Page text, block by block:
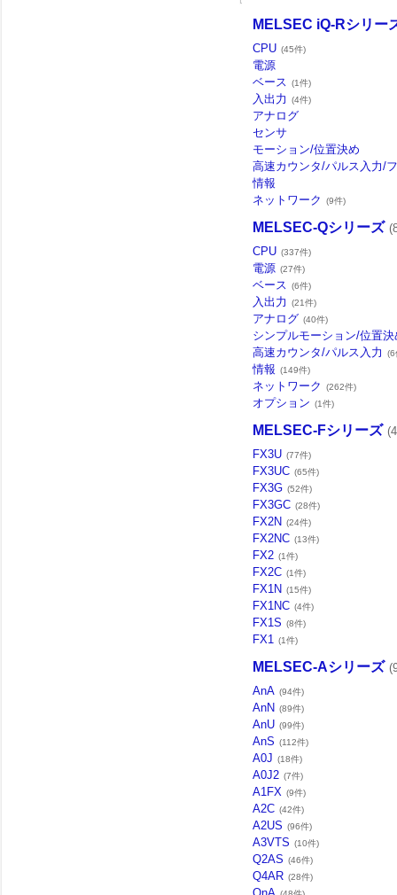
MELSEC iQ-Rシリー
CPU (45件)
電源
ベース (1件)
入出力 (4件)
アナログ
センサ
モーション/位置決め
高速カウンタ/パルス入力/
情報
ネットワーク
(9件)
MELSEC-Qシリーズ
CPU (337件)
電源 (27件)
ベース (6件)
入出力 (21件)
アナログ (40件)
シンプルモーション/位置決
高速カウンタ/パルス入力
(6
情報 (149件)
ネットワーク (262件)
オプション (1件)
MELSEC-Fシリーズ
FX3U (77件)
FX3UC (65件)
FX3G (52件)
FX3GC (28件)
FX2N (24件)
FX2NC (13件)
FX2 (1件)
FX2C (1件)
FX1N (15件)
FX1NC (4件)
FX1S (8件)
FX1 (1件)
MELSEC-Aシリーズ
AnA (94件)
AnN (89件)
AnU (99件)
AnS (112件)
A0J (18件)
A0J2 (7件)
A1FX (9件)
A2C (42件)
A2US (96件)
A3VTS (10件)
Q2AS (46件)
Q4AR (28件)